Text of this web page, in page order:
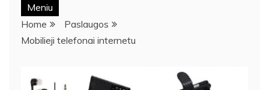
Meniu
Home
Paslaugos
Mobilieji telefonai internetu